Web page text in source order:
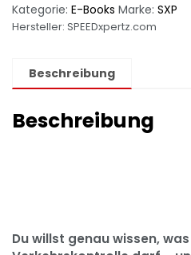
Kategorie: E-Books Marke: SXP
Hersteller: SPEEDxpertz.com
Beschreibung
Beschreibung
Du willst genau wissen,